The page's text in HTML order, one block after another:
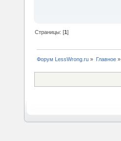
Страницы: [1]
Форум LessWrong.ru » Главное»